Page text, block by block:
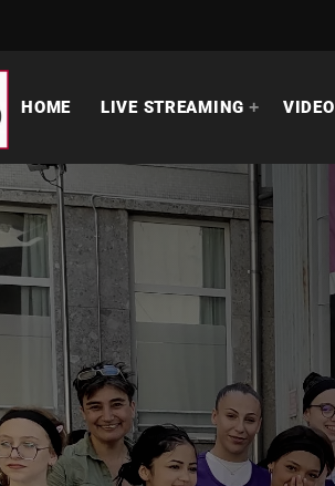
HOME LIVE STREAMING VIDEO